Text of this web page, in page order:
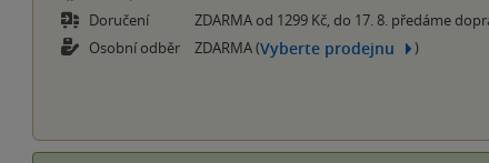
Doručení
ZDARMA od 1299 Kč, do 17. 8. předáme
Osobní odběr
ZDARMA (Vyberte prodejnu )